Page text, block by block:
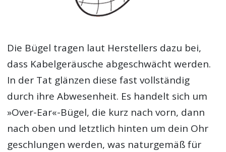
Die Bügel tragen laut Herstellers dazu bei,
dass Kabelgeräusche abgeschwächt werden.
In der Tat glänzen diese fast vollständig
durch ihre Abwesenheit. Es handelt sich um
»Over-Ear«-Bügel, die kurz nach vorn, dann
nach oben und letztlich hinten um dein Ohr
geschlungen werden, was naturgemäß für